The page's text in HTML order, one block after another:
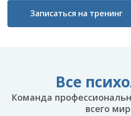
Записаться на тренинг
Все
Команда
всего